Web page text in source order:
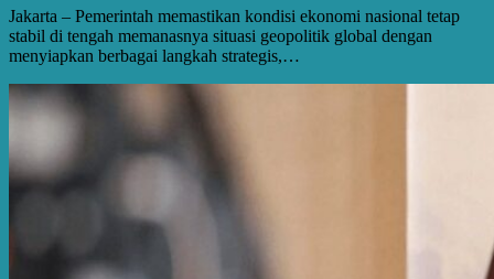
Jakarta – Pemerintah memastikan kondisi ekonomi nasional tetap
stabil di tengah memanasnya situasi geopolitik global dengan
menyiapkan berbagai langkah strategis,…